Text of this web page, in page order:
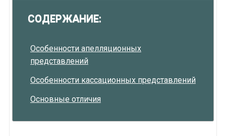
СОДЕРЖАНИЕ:
Особенности апелляционных
представлений
Особенности кассационных представлений
Основные отличия